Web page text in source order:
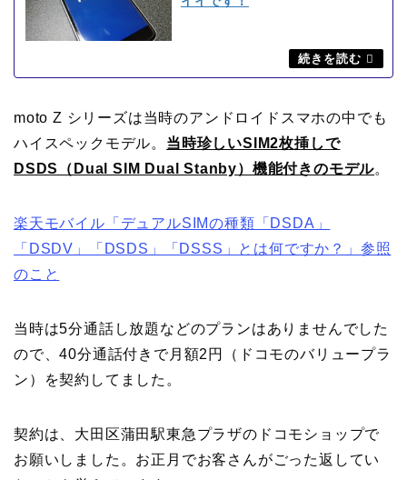
moto Z シリーズは当時のアンドロイドスマホの中でも
ハイスペックモデル。 当時珍しいSIM2枚挿しで
DSDS（Dual SIM Dual Stanby）機能付きのモデル。
楽天モバイル「デュアルSIMの種類「DSDA」
「DSDV」「DSDS」「DSSS」とは何ですか？」参照
のこと
当時は5分通話し放題などのプランはありませんでした
ので、40分通話付きで月額2円（ドコモのバリュープラ
ン）を契約してました。
契約は、大田区蒲田駅東急プラザのドコモショップで
お願いしました。お正月でお客さんがごった返してい